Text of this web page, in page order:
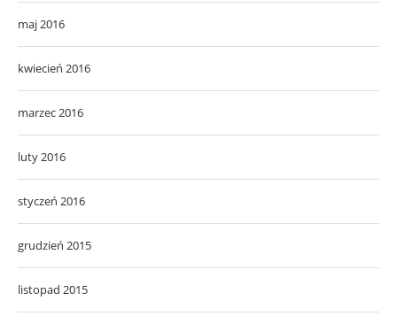
maj 2016
kwiecień 2016
marzec 2016
luty 2016
styczeń 2016
grudzień 2015
listopad 2015